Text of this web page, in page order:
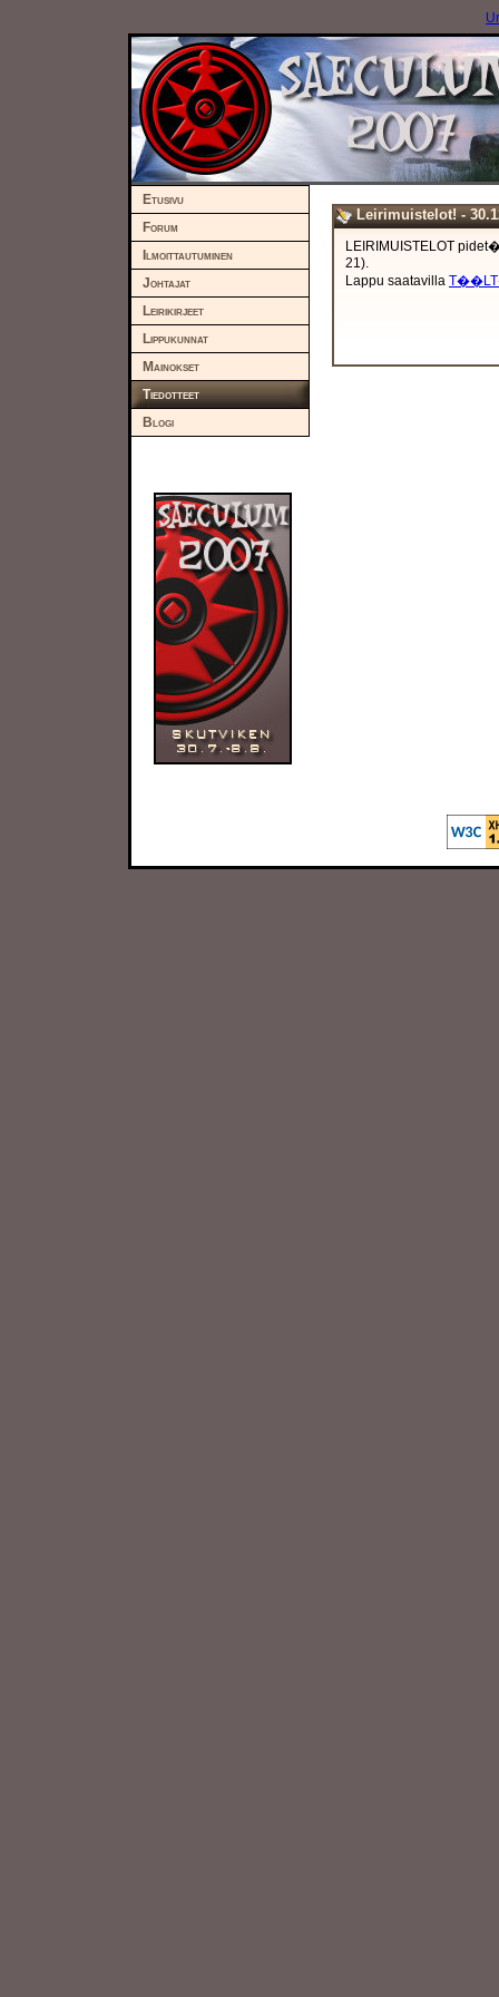
Etusivu
Forum
Ilmoittautuminen
Johtajat
Leirikirjeet
Lippukunnat
Mainokset
Tiedotteet
Blogi
Leirimuistelot! -
LEIRIMUISTELOT
21).
Lappu saatavilla